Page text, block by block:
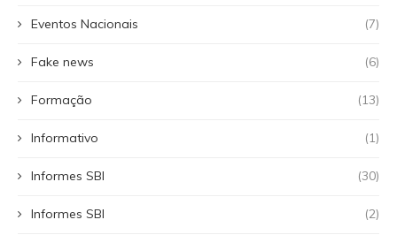
Eventos Nacionais (7)
Fake news (6)
Formação (13)
Informativo (1)
Informes SBI (30)
Informes SBI (2)